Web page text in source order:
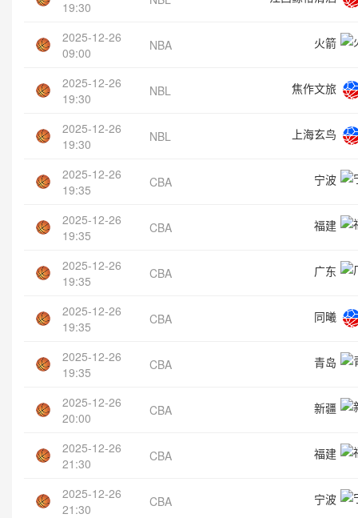
19:30
2025-12-26
09:00
NBA 火箭
2025-12-26
19:30
NBL 焦作文旅
2025-12-26
19:30
NBL 上海玄鸟
2025-12-26
19:35
CBA 宁波
2025-12-26
19:35
CBA 福建
2025-12-26
19:35
CBA 广东
2025-12-26
19:35
CBA 同曦
2025-12-26
19:35
CBA 青岛
2025-12-26
20:00
CBA 新疆
2025-12-26
21:30
CBA 福建
2025-12-26
21:30
CBA 宁波